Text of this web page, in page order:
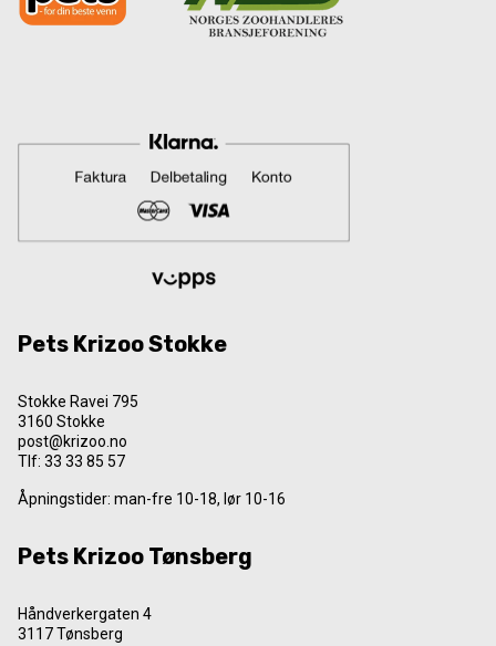
Pets Krizoo Stokke
Stokke Ravei 795
3160 Stokke
post@krizoo.no
Tlf: 33 33 85 57
Åpningstider: man-fre 10-18, lør 10-16
Pets Krizoo Tønsberg
Håndverkergaten 4
3117 Tønsberg